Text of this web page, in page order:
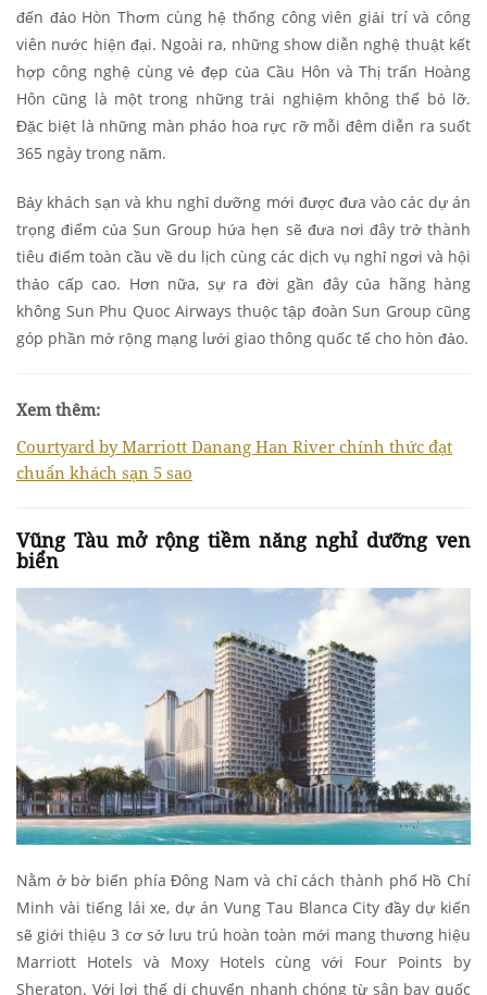
đến đảo Hòn Thơm cùng hệ thống công viên giải trí và công
viên nước hiện đại. Ngoài ra, những show diễn nghệ thuật kết
hợp công nghệ cùng vẻ đẹp của Cầu Hôn và Thị trấn Hoàng
Hôn cũng là một trong những trải nghiệm không thể bỏ lỡ.
Đặc biệt là những màn pháo hoa rực rỡ mỗi đêm diễn ra suốt
365 ngày trong năm.
Bảy khách sạn và khu nghỉ dưỡng mới được đưa vào các dự án
trọng điểm của Sun Group hứa hẹn sẽ đưa nơi đây trở thành
tiêu điểm toàn cầu về du lịch cùng các dịch vụ nghỉ ngơi và hội
thảo cấp cao. Hơn nữa, sự ra đời gần đây của hãng hàng
không Sun Phu Quoc Airways thuộc tập đoàn Sun Group cũng
góp phần mở rộng mạng lưới giao thông quốc tế cho hòn đảo.
Xem thêm:
Courtyard by Marriott Danang Han River chính thức đạt
chuẩn khách sạn 5 sao
Vũng Tàu mở rộng tiềm năng nghỉ dưỡng ven
biển
Nằm ở bờ biển phía Đông Nam và chỉ cách thành phố Hồ Chí
Minh vài tiếng lái xe, dự án Vung Tau Blanca City đầy dự kiến
sẽ giới thiệu 3 cơ sở lưu trú hoàn toàn mới mang thương hiệu
Marriott Hotels và Moxy Hotels cùng với Four Points by
Sheraton. Với lợi thế di chuyển nhanh chóng từ sân bay quốc